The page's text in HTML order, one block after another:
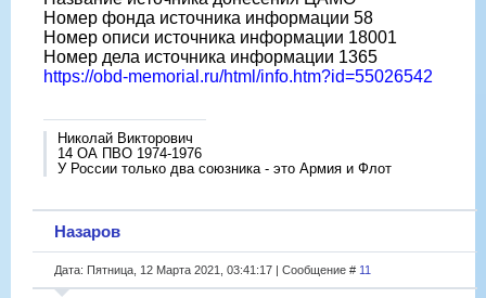
Номер фонда источника информации 58
Номер описи источника информации 18001
Номер дела источника информации 1365
https://obd-memorial.ru/html/info.htm?id=55026542
Николай Викторович
14 ОА ПВО 1974-1976
У России только два союзника - это Армия и Флот
Назаров
Дата: Пятница, 12 Марта 2021, 03:41:17 | Сообщение # 11